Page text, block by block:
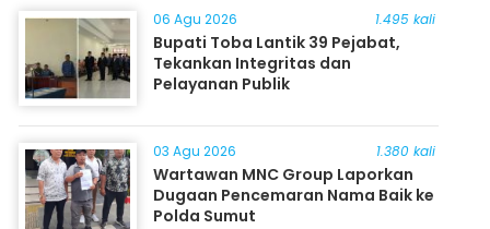
06 Agu 2026 1.495 kali
Bupati Toba Lantik 39 Pejabat,
Tekankan Integritas dan
Pelayanan Publik
03 Agu 2026 1.380 kali
Wartawan MNC Group Laporkan
Dugaan Pencemaran Nama Baik ke
Polda Sumut